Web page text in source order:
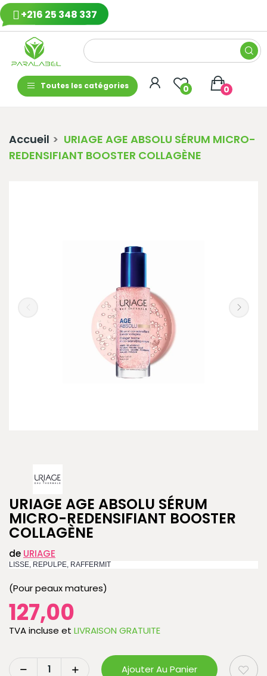
+216 25 348 337
Toutes les catégories 0 0
Accueil
URIAGE AGE ABSOLU SÉRUM MICRO-
REDENSIFIANT BOOSTER COLLAGÈNE
URIAGE AGE ABSOLU SÉRUM
MICRO-REDENSIFIANT BOOSTER
COLLAGÈNE
de URIAGE
LISSE, REPULPE, RAFFERMIT
(Pour peaux matures)
127,00
TVA incluse et LIVRAISON GRATUITE
Ajouter Au Panier